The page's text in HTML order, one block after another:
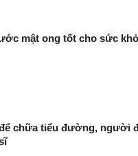
mật ong tốt cho sức
chữa tiểu đường, người